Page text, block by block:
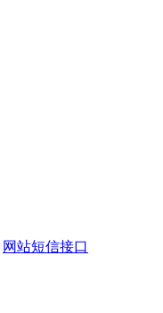
网站短信接口